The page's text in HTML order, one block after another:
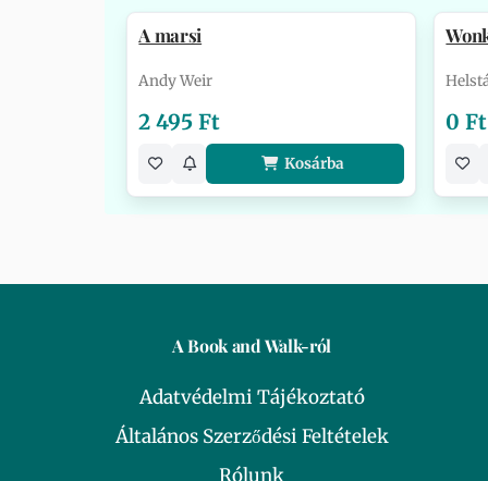
A marsi
Andy Weir
2 495 Ft
Kosárba
0 Ft
A Book and Walk-ról
Adatvédelmi Tájékoztató
Általános Szerződési Feltételek
Rólunk